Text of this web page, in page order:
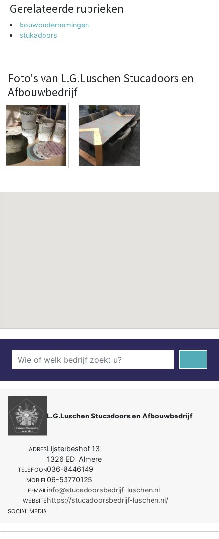
Gerelateerde rubrieken
bouwondernemingen
stukadoors
Foto's van L.G.Luschen Stucadoors en
Afbouwbedrijf
L.G.Luschen Stucadoors en Afbouwbedrijf
ADRESLijsterbeshof 13
1326 ED Almere
TELEFOON036-8446149
MOBIEL06-53770125
E-MAILinfo@stucadoorsbedrijf-luschen.nl
WEBSITEhttps://stucadoorsbedrijf-luschen.nl/
SOCIAL MEDIA